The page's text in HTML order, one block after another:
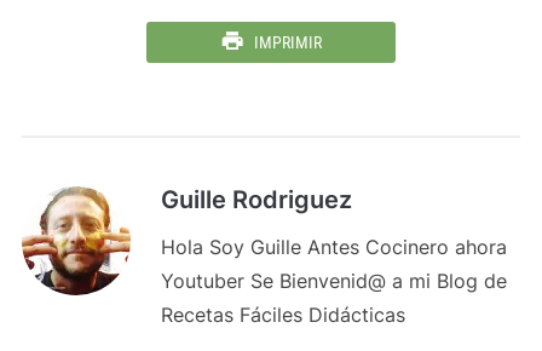
IMPRIMIR
Guille Rodriguez
Hola Soy Guille Antes Cocinero ahora
Youtuber Se Bienvenid@ a mi Blog de
Recetas Fáciles Didácticas